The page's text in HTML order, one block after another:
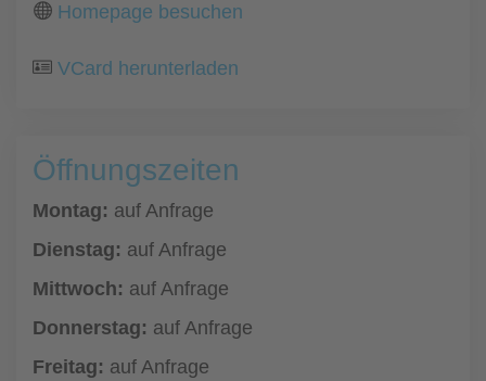
Homepage besuchen
VCard herunterladen
Öffnungszeiten
Montag: auf Anfrage
Dienstag: auf Anfrage
Mittwoch: auf Anfrage
Donnerstag: auf Anfrage
Freitag: auf Anfrage